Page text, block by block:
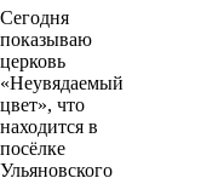
Сегодня
показываю
церковь
«Неувядаемый
цвет», что
находится в
посёлке
Ульяновского